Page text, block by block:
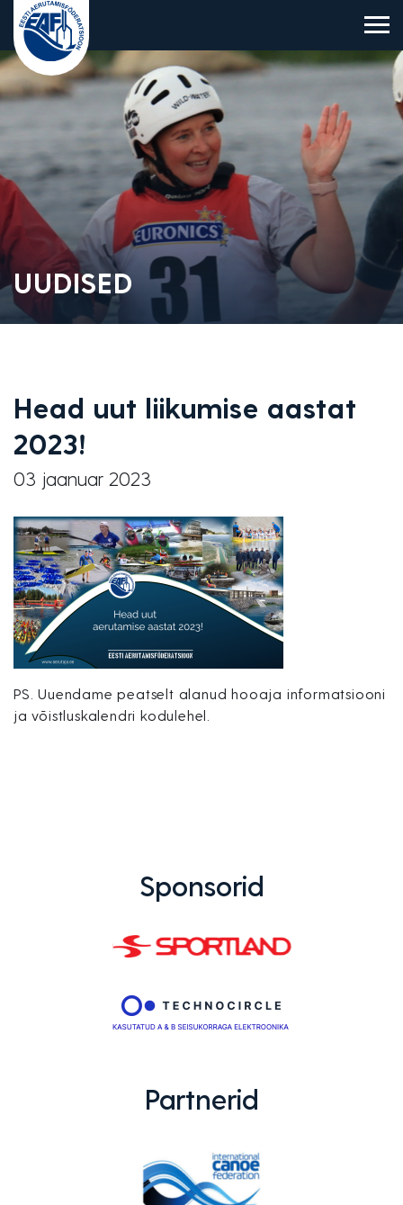
Eesti Aerutamisföderatsioon
UUDISED
Head uut liikumise aastat
2023!
03 jaanuar 2023
PS. Uuendame peatselt alanud hooaja informatsiooni
ja võistluskalendri kodulehel.
Sponsorid
Partnerid